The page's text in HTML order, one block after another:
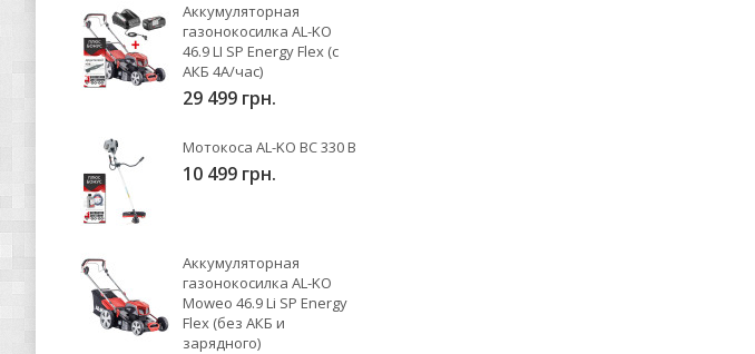
Аккумуляторная
газонокосилка AL-KO
46.9 LI SP Energy Flex (с
АКБ 4А/час)
29 499 грн.
Мотокоса AL-KO BC 330 B
10 499 грн.
Аккумуляторная
газонокосилка AL-KO
Moweo 46.9 Li SP Energy
Flex (без АКБ и
зарядного)